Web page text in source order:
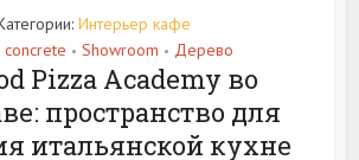
Интерьер кафе
concrete • Showroom • Дерево
Pizza Academy во
пространство для
итальянской кухне